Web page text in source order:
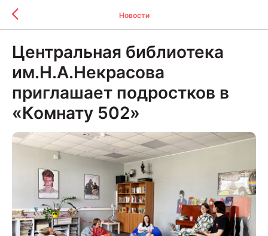
Новости
Центральная библиотека
им.Н.А.Некрасова
приглашает подростков в
«Комнату 502»